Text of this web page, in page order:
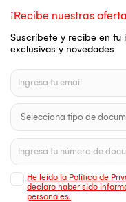
¡Recibe nuestras
Suscríbete y recibe en tu
exclusivas y novedades
He leído la Política de
declaro haber sido
personales.